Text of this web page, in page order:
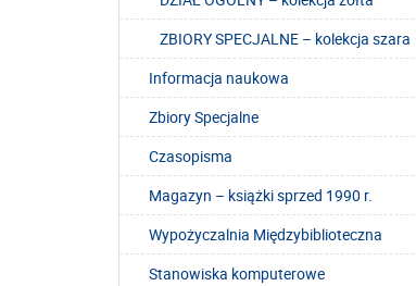
ZBIORY SPECJALNE – kolekcja szara
Informacja naukowa
Zbiory Specjalne
Czasopisma
Magazyn – książki sprzed 1990 r.
Wypożyczalnia Międzybiblioteczna
Stanowiska komputerowe